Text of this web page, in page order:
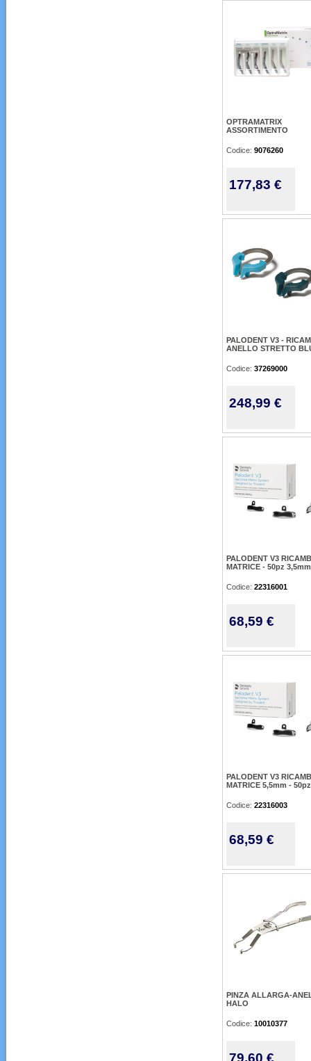
OPTRAMATRIX
ASSORTIMENTO
Codice: 9076260
177,83 €
PALODENT V3 -
ANELLO STRETTO
Codice: 37269000
248,99 €
PALODENT V3
MATRICE - 50pz 3,5mm
Codice: 22316001
68,59 €
PALODENT V3
MATRICE 5,5mm - 50pz
Codice: 22316003
68,59 €
PINZA ALLARGA-
HALO
Codice: 10010377
79,60 €